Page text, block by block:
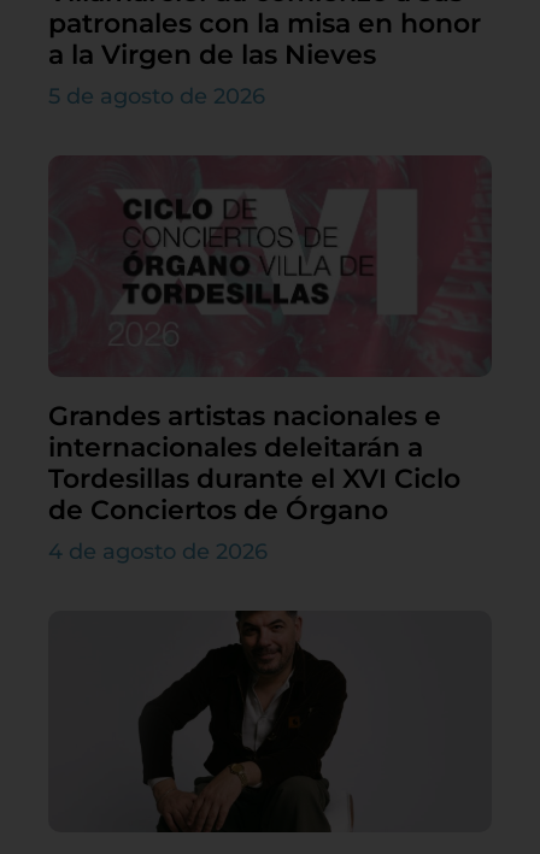
patronales con la misa en honor
a la Virgen de las Nieves
5 de agosto de 2026
Grandes artistas nacionales e
internacionales deleitarán a
Tordesillas durante el XVI Ciclo
de Conciertos de Órgano
4 de agosto de 2026